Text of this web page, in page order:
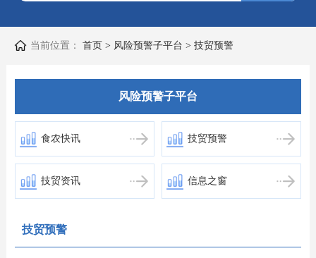
当前位置： 首页 > 风险预警子平台 > 技贸预警
风险预警子平台
食农快讯 技贸预警
技贸资讯 信息之窗
技贸预警